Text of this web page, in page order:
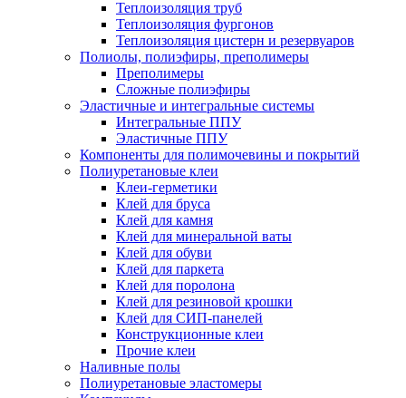
Теплоизоляция труб
Теплоизоляция фургонов
Теплоизоляция цистерн и резервуаров
Полиолы, полиэфиры, преполимеры
Преполимеры
Сложные полиэфиры
Эластичные и интегральные системы
Интегральные ППУ
Эластичные ППУ
Компоненты для полимочевины и покрытий
Полиуретановые клеи
Клеи-герметики
Клей для бруса
Клей для камня
Клей для минеральной ваты
Клей для обуви
Клей для паркета
Клей для поролона
Клей для резиновой крошки
Клей для СИП-панелей
Конструкционные клеи
Прочие клеи
Наливные полы
Полиуретановые эластомеры